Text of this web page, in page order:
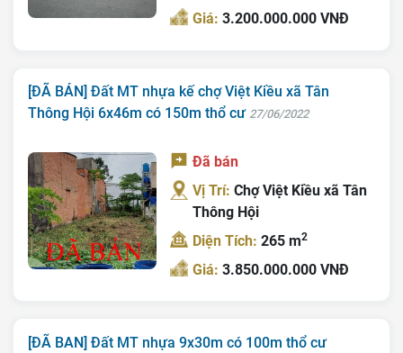
Giá:3.200.000.000 VNĐ
[ĐÃ BÁN] Đất MT nhựa kế chợ Việt Kiều xã Tân
Thông Hội 6x46m có 150m thổ cư 27/06/2022
Đã bán
Vị Trí:Chợ Việt Kiều xã Tân
Thông Hội
Diện Tích:265 m2
Giá:3.850.000.000 VNĐ
[ĐÃ BAN] Đất MT nhựa 9x30m có 100m thổ cư